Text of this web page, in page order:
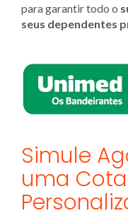
para garantir todo o
seus dependentes
Simule
uma